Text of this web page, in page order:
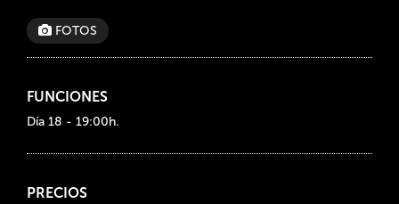
FOTOS
FUNCIONES
Día 18 - 19:00h.
PRECIOS